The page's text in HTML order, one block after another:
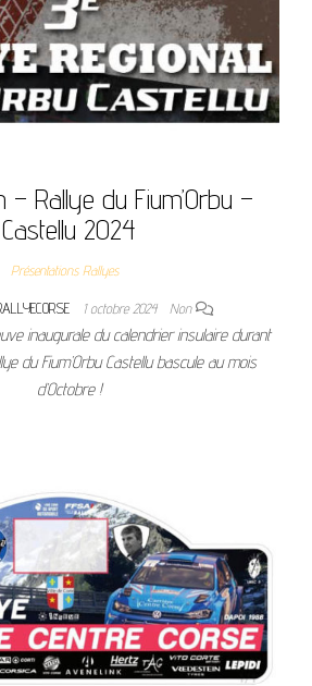
– Rallye du Fium’Orbu –
Castellu 2024
Présentations Rallyes
1 octobre 2024 Non
inaugurale du calendrier insulaire durant
du Fium’Orbu Castellu bascule au mois
d’Octobre !